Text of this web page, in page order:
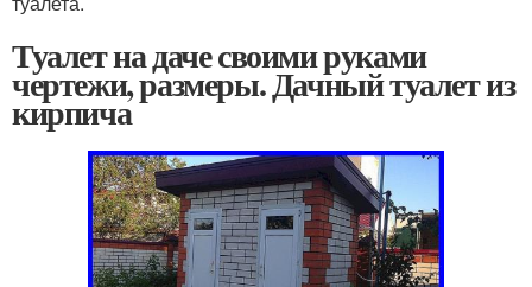
Туалет на даче своими руками
чертежи, размеры. Дачный туалет из
кирпича